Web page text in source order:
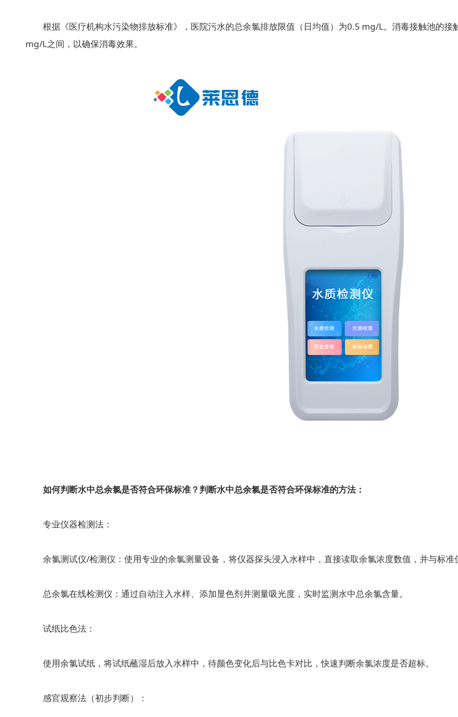
根据《医疗机构水污染物排放标准》，医院污水的总余氯排放限值（日均值）为0.5 mg/L。消毒接触池的接
mg/L之间，以确保消毒效果。
如何判断水中总余氯是否符合环保标准？判断水中总余氯是否符合环保标准的方法：
专业仪器检测法：
余氯测试仪/检测仪：使用专业的余氯测量设备，将仪器探头浸入水样中，直接读取余氯浓度数值，并与标准
总余氯在线检测仪：通过自动注入水样、添加显色剂并测量吸光度，实时监测水中总余氯含量。
试纸比色法：
使用余氯试纸，将试纸蘸湿后放入水样中，待颜色变化后与比色卡对比，快速判断余氯浓度是否超标。
感官观察法（初步判断）：